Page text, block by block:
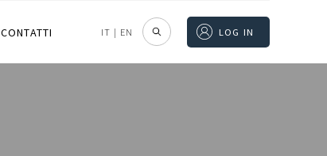
CONTATTI IT | EN LOG IN